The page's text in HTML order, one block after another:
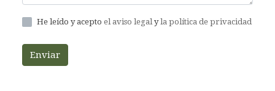
He leído y acepto el aviso legal yla política de privacidad
Enviar